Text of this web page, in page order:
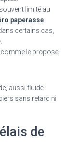
limité au
paperasse
certains cas,
le propose
aussi fluide
sans retard ni
de